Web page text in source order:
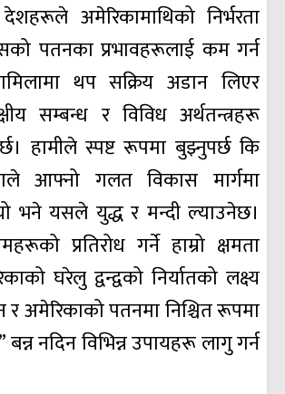
अमेरिकामाथिको निर्भरता
पतनका प्रभावहरूलाई कम गर्न
मामिलामा थप सक्रिय अडान लिएर
सम्बन्ध र विविध अर्थतन्त्रहरू
हामीले स्पष्ट रूपमा बुझ्नुपर्छ कि
आफ्नो गलत विकास मार्गमा
भने यसले युद्ध र मन्दी ल्याउनेछ।
प्रतिरोध गर्ने हाम्रो क्षमता
घरेलु द्वन्द्वको निर्यातको लक्ष्य
र अमेरिकाको पतनमा निश्चित रूपमा
नदिन विभिन्न उपायहरू लागु गर्न